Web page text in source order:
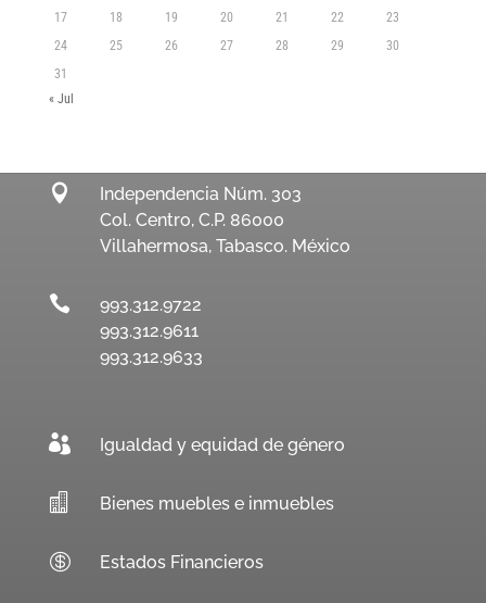
17
18 19 20 21 22
23
24
25 26 27 28 29
30
31
« Jul

Independencia Núm. 303
Col. Centro, C.P. 86000
Villahermosa, Tabasco. México

993.312.9722
993.312.9611
993.312.9633
 Igualdad y equidad de género
 Bienes muebles e inmuebles
 Estados Financieros